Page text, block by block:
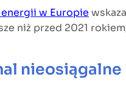
w Europie
niż przed 2021
nieosiągalne